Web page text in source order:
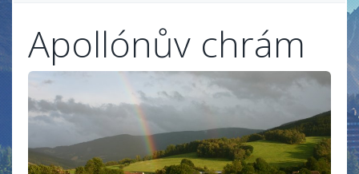
Apollónův chrám